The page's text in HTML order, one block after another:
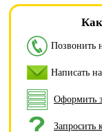
Как
Позвонить
Написать
Оформить
Запросить